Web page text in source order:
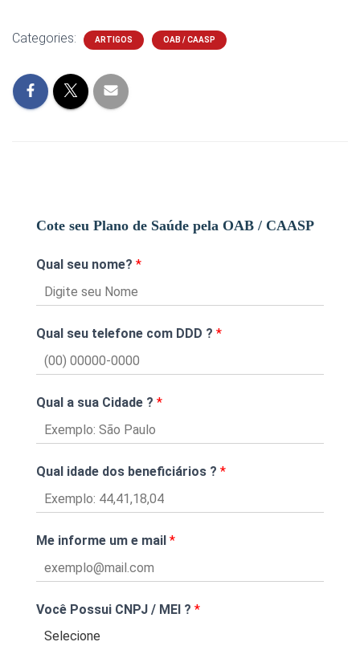
Categories: ARTIGOS OAB / CAASP
Cote seu Plano de Saúde pela OAB / CAASP
Qual seu nome? *
Qual seu telefone com DDD ? *
Qual a sua Cidade ? *
Qual idade dos beneficiários ? *
Me informe um e mail *
Você Possui CNPJ / MEI ? *